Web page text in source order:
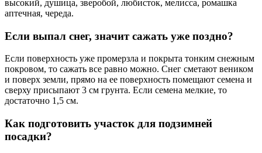
высокий, душица, зверобой, любисток, мелисса, ромашка
аптечная, череда.
Если выпал снег, значит сажать уже поздно?
Если поверхность уже промерзла и покрыта тонким снежным
покровом, то сажать все равно можно. Снег сметают веником
и поверх земли, прямо на ее поверхность помещают семена и
сверху присыпают 3 см грунта. Если семена мелкие, то
достаточно 1,5 см.
Как подготовить участок для подзимней
посадки?